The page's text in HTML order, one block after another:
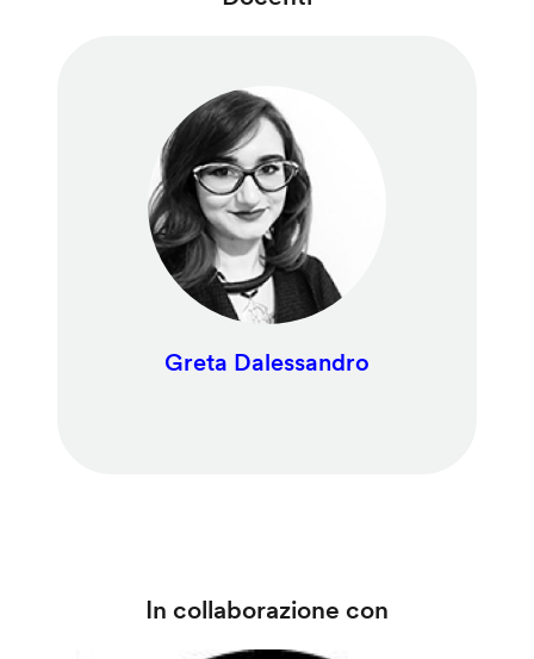
Greta Dalessandro
In collaborazione con